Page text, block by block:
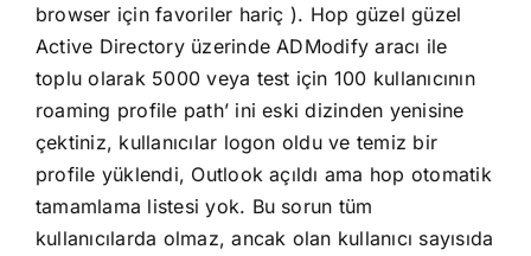
browser için favoriler hariç ). Hop güzel güzel
Active Directory üzerinde ADModify aracı ile
toplu olarak 5000 veya test için 100 kullanıcının
roaming profile path’ ini eski dizinden yenisine
çektiniz, kullanıcılar logon oldu ve temiz bir
profile yüklendi, Outlook açıldı ama hop otomatik
tamamlama listesi yok. Bu sorun tüm
kullanıcılarda olmaz, ancak olan kullanıcı sayısıda